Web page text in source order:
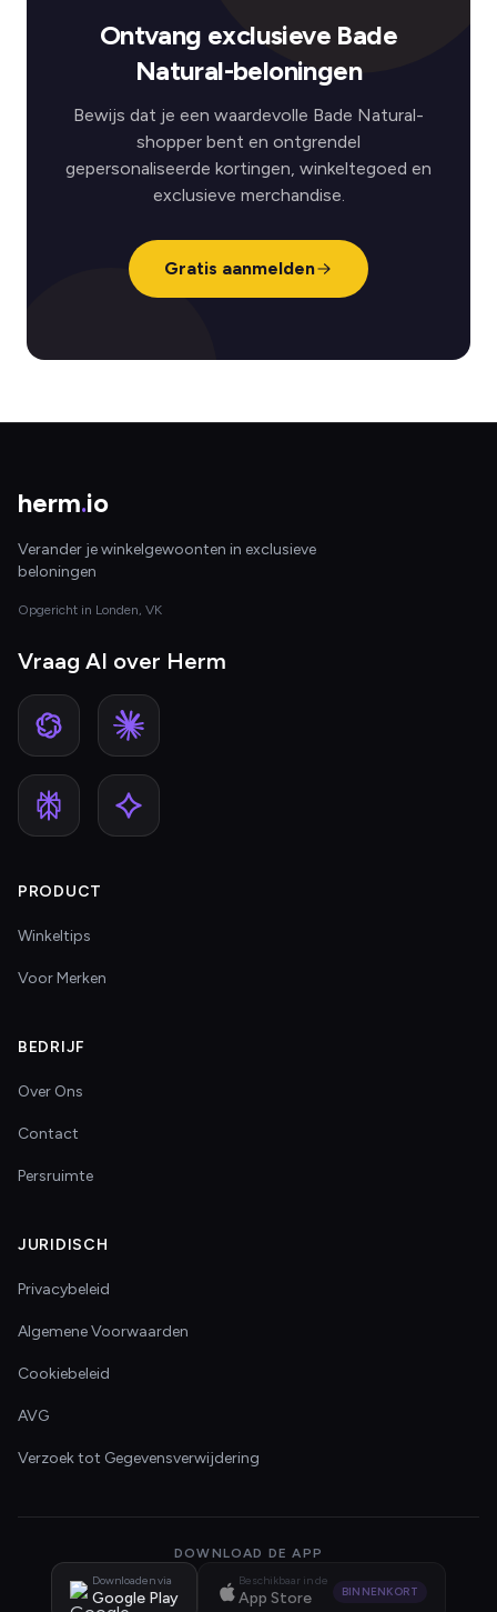
Ontvang exclusieve Bade
Natural-beloningen
Bewijs dat je een waardevolle Bade Natural-
shopper bent en ontgrendel
gepersonaliseerde kortingen, winkeltegoed en
exclusieve merchandise.
Gratis aanmelden
herm.io
Verander je winkelgewoonten in exclusieve
beloningen
Opgericht in Londen, VK
Vraag AI over Herm
PRODUCT
Winkeltips
Voor Merken
BEDRIJF
Over Ons
Contact
Persruimte
JURIDISCH
Privacybeleid
Algemene Voorwaarden
Cookiebeleid
AVG
Verzoek tot Gegevensverwijdering
DOWNLOAD DE APP
Downloaden via
Google Play
Beschikbaar in de
App Store BINNENKORT